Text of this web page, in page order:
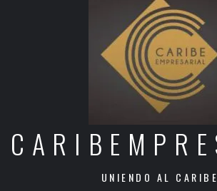
UNIENDO AL CARIBE